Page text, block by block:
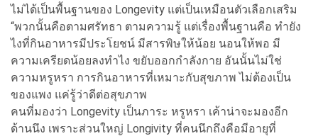
ไม่ได้เป็นพื้นฐานของ Longevity แต่เป็นเหมือนตัวเลือกเสริม
“พวกนั้นคือตามศรัทธา ตามความรู้ แต่เรื่องพื้นฐานคือ ทำยัง
ไงที่กินอาหารมีประโยชน์ มีสารพิษให้น้อย นอนให้พอ มี
ความเครียดน้อยลงทำไง ขยับออกกำลังกาย อันนั้นไม่ใช่
ความหรูหรา การกินอาหารที่เหมาะกับสุขภาพ ไม่ต้องเป็น
ของแพง แค่รู้ว่าดีต่อสุขภาพ
คนที่มองว่า Longevity เป็นภาระ หรูหรา เค้าน่าจะมองอีก
ด้านนึง เพราะส่วนใหญ่ Longivity ที่คนนึกถึงคือมีอายุที่